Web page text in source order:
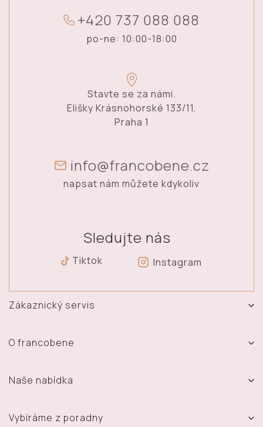
+420 737 088 088
po-ne: 10:00-18:00
Stavte se za námi.
Elišky Krásnohorské 133/11,
Praha 1
info@francobene.cz
napsat nám můžete kdykoliv
Sledujte nás
Tiktok Instagram
Zákaznický servis
Doprava a platba
Ochrana osobních údajů
Vydělávejte s námi - Affiliate systém
O francobene
Prodejna
Materiál šperků
Naše nabídka
Prsteny
Vybíráme z poradny